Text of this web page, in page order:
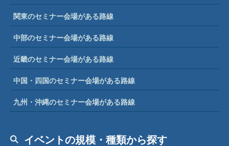
関東のセミナー会場がある路線
中部のセミナー会場がある路線
近畿のセミナー会場がある路線
中国・四国のセミナー会場がある路線
九州・沖縄のセミナー会場がある路線
イベントの規模・種類から探す